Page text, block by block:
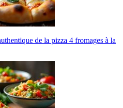
de la pizza 4 fromages à la